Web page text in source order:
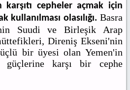
karşıtı cepheler açmak için
olasılığı. Basra
Suudi ve Birleşik Arap
Direniş Ekseni'nin
bir üyesi olan Yemen'in
güçlerine karşı bir cephe